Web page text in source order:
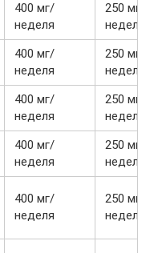
400 мг/
неделя
250 мг/
неделя
400 мг/
неделя
250 мг/
неделя
400 мг/
неделя
250 мг/
неделя
400 мг/
неделя
250 мг/
неделя
400 мг/
неделя
250 мг/
неделя